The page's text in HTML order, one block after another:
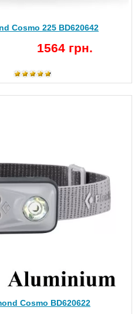
Cosmo 225 BD620642
1564 грн.
Cosmo BD620622